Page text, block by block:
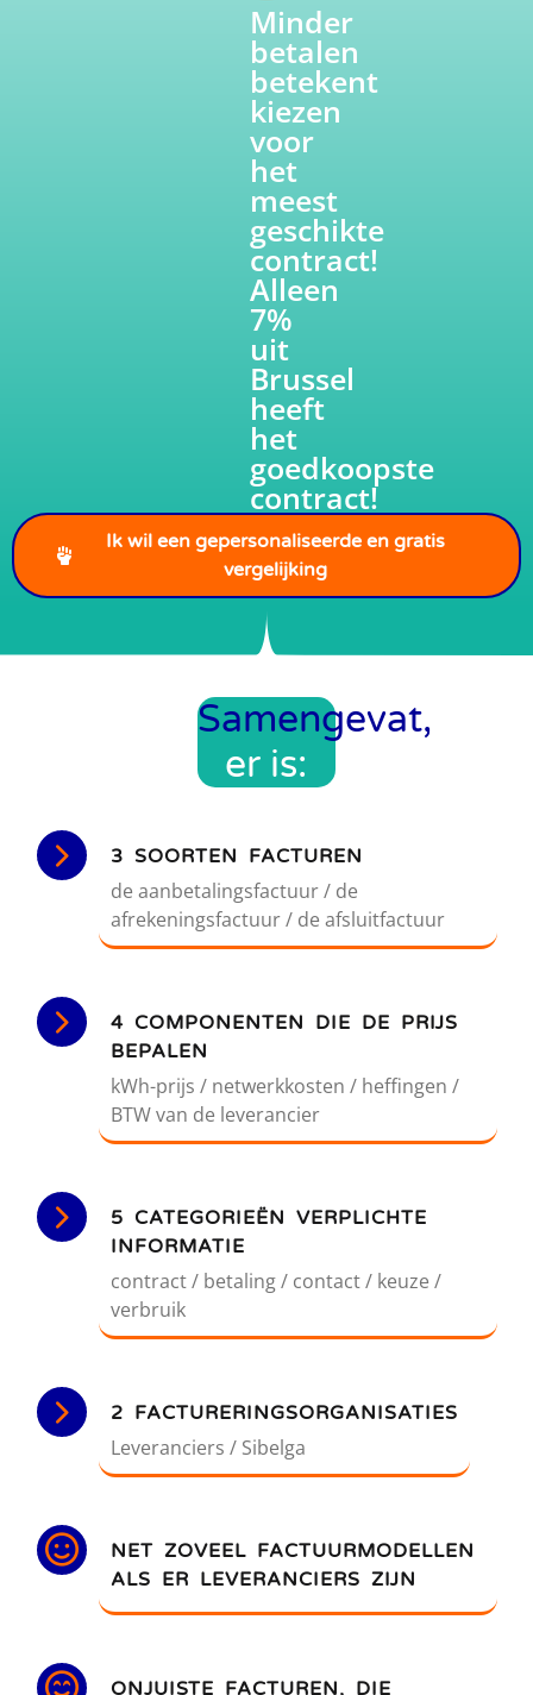
Minder
betalen
betekent
kiezen
voor
het
meest
geschikte
contract!
Alleen
7%
uit
Brussel
heeft
het
goedkoopste
contract!
Ik wil een gepersonaliseerde en gratis
vergelijking
Samengevat,
er is:
3 SOORTEN FACTUREN
de aanbetalingsfactuur / de
afrekeningsfactuur / de afsluitfactuur
4 COMPONENTEN DIE DE PRIJS
BEPALEN
kWh-prijs / netwerkkosten / heffingen /
BTW van de leverancier
5 CATEGORIEËN VERPLICHTE
INFORMATIE
contract / betaling / contact / keuze /
verbruik
2 FACTURERINGSORGANISATIES
Leveranciers / Sibelga
NET ZOVEEL FACTUURMODELLEN
ALS ER LEVERANCIERS ZIJN
ONJUISTE FACTUREN, DIE